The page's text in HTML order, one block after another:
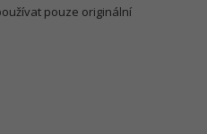
pouze originální